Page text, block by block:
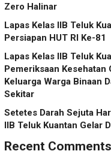
Zero Halinar
Lapas Kelas IIB Teluk
Persiapan HUT RI Ke-81
Lapas Kelas IIB Teluk
Pemeriksaan Kesehatan
Keluarga Warga Binaan
Sekitar
Setetes Darah Sejuta
IIB Teluk Kuantan Gelar
Recent Comments